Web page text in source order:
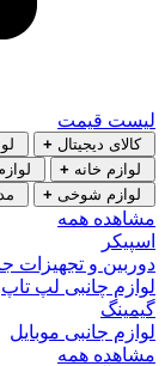
لیست قیمت
کالای دیجیتال +
لوازم خانه +
لوازم شوخی +
مشاهده همه
اسپیکر
دوربین و تجهیزات
لوازم چانبی لپ تاپ
گیمینگ
لوازم جانبی موبایل
مشاهده همه